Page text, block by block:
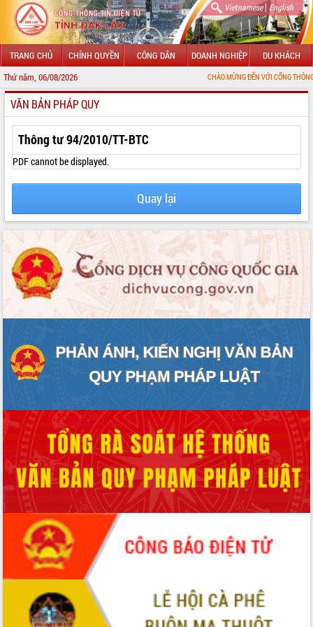
Vietnamese| English
TRANG CHỦ CHÍNH QUYỀN CÔNG DÂN DOANH NGHIỆP DU KHÁCH
Thứ năm, 06/08/2026 CHÀO MỪNG ĐẾN VỚI CỔNG THÔNG TIN ĐIỆN
GIỚI THIỆU
TIN TỨC SỰ KIỆN
UBND CÁC XÃ, PHƯỜNG
THÔNG TIN CHỈ ĐẠO ĐIỀU HÀNH
HỆ THỐNG VĂN BẢN
VĂN BẢN HĐND TỈNH
QUY HOẠCH - KẾ HOẠCH
VĂN BẢN PHÁP QUY
Thông tư 94/2010/TT-BTC
PDF cannot be displayed.
Quay lại